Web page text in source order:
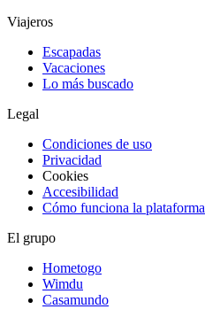
Viajeros
Escapadas
Vacaciones
Lo más buscado
Legal
Condiciones de uso
Privacidad
Cookies
Accesibilidad
Cómo funciona la plataforma
El grupo
Hometogo
Wimdu
Casamundo